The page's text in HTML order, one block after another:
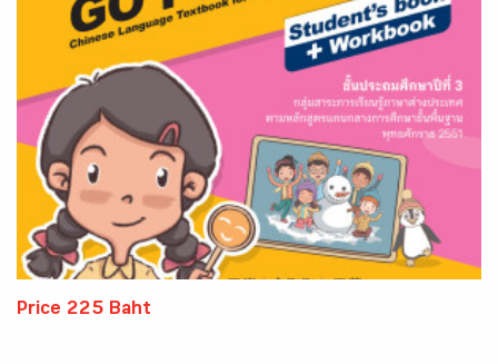
Price 225 Baht